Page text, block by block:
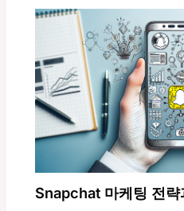
Snapchat 마케팅 전략